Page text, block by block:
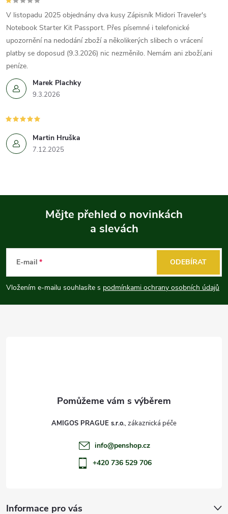
Marek Plachky
9.3.2026
V listopadu 2025 objednány dva kusy Zápisník Midori Traveler's
Notebook Starter Kit Passport. Přes písemné i telefonické
upozornění na nedodání zboží a několikerých slibech o vrácení
platby se doposud (9.3.2026) nic nezměnilo. Nemám ani zboží,ani
peníze.
Martin Hruška
7.12.2025
p
a
Mějte přehled o novinkách
a slevách
E-mail
Vložením e-mailu souhlasíte s podmínkami ochrany osobních údajů
ODEBÍRAT
Informace pro vás
AMIGOS PRAGUE s.r.o.
info@penshop.cz
+420 736 529 706